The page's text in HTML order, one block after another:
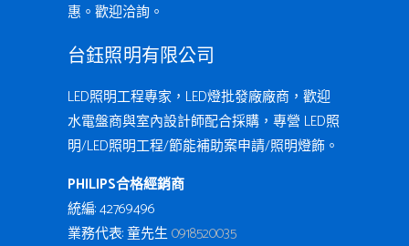
惠。歡迎洽詢。
台鈺照明有限公司
LED照明工程專家，LED燈批發廠廠商，歡迎
水電盤商與室內設計師配合採購，專營 LED照
明/LED照明工程/節能補助案申請/照明燈飾。
PHILIPS合格經銷商
統編: 42769496
業務代表: 童先生0918520035